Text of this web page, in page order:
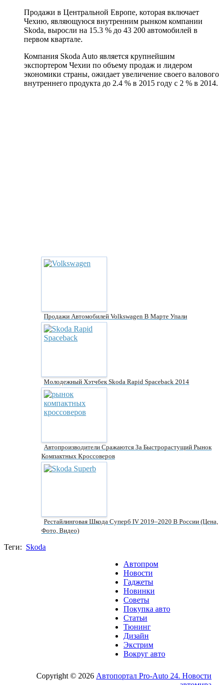
Продажи в Центральной Европе, которая включает
Чехию, являющуюся внутренним рынком компании
Skoda, выросли на 15.3 % до 43 200 автомобилей в
первом квартале.
Компания Skoda Auto является крупнейшим
экспортером Чехии по объему продаж и лидером
экономики страны, ожидает увеличение своего валового
внутреннего продукта до 2.4 % в 2015 году с 2 % в 2014.
Продажи Автомобилей Volkswagen В Марте Упали
Молодежный Хэтчбек Skoda Rapid Spaceback 2014
Автопроизводители Сражаются За Быстрорастущий Рынок
Компактных Кроссоверов
Рестайлинговая Шкода Суперб IV 2019–2020 В России (цена,
Фото, Видео)
Теги: Skoda
Автопром
Новости
Гаджеты
Новинки
Советы
Покупка авто
Статьи
Тюнинг
Дизайн
Экстрим
Вокруг авто
Copyright © 2026 Автопортал Pro-Auto 24. Новости